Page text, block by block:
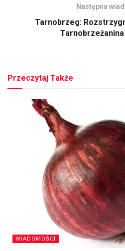
Następna
Tarnobrzeg:
Przeczytaj Także
WIADOMOŚCI